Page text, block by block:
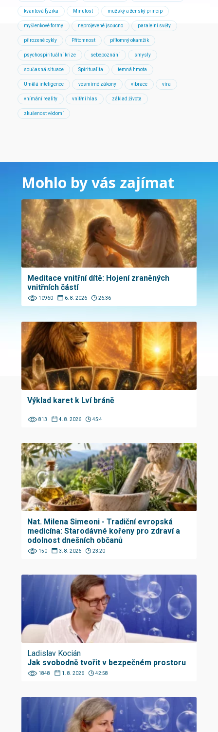
kvantová fyzika Minulost mužský a ženský princip
myšlenkové formy neprojevené jsoucno paralelní světy
přirozené cykly Přítomnost přítomný okamžik
psychospirituální krize sebepoznání smysly
současná situace Spiritualita temná hmota
Umělá inteligence vesmírné zákony vibrace víra
vnímání reality vnitřní hlas základ života
zkušenost vědomí
Mohlo by vás zajímat
Meditace vnitřní dítě: Hojení zraněných
vnitřních částí
10960 6. 8. 2026 26:36
Výklad karet k Lví bráně
813 4. 8. 2026 45:4
Nat. Milena Simeoni - Tradiční evropská
medicína: Starodávné kořeny pro zdraví a
odolnost dnešních občanů
150 3. 8. 2026 23:20
Ladislav Kocián
Jak svobodně tvořit v bezpečném prostoru
1848 1. 8. 2026 42:58